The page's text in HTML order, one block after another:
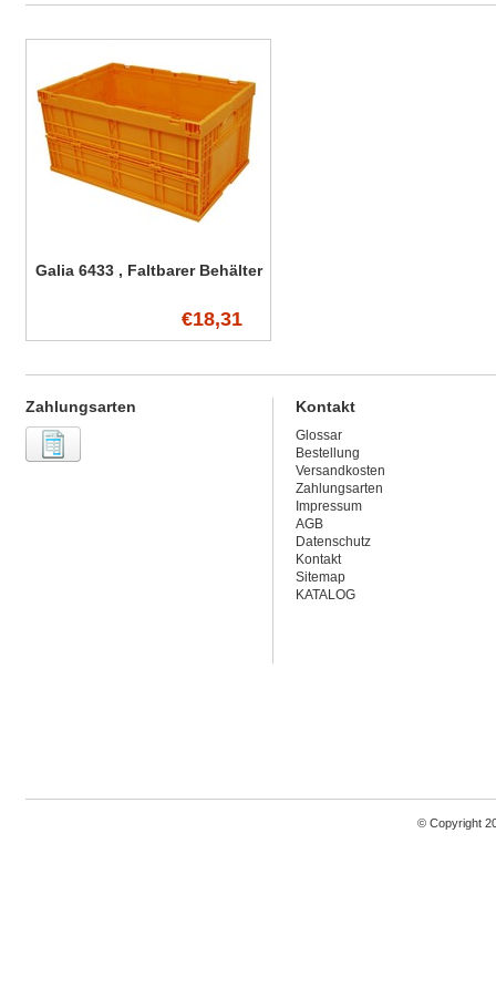
Galia 6433 , Faltbarer Behälter
€18,31
Zahlungsarten Kontakt
Glossar
Bestellung
Versandkosten
Zahlungsarten
Impressum
AGB
Datenschutz
Kontakt
Sitemap
KATALOG
© Copyright